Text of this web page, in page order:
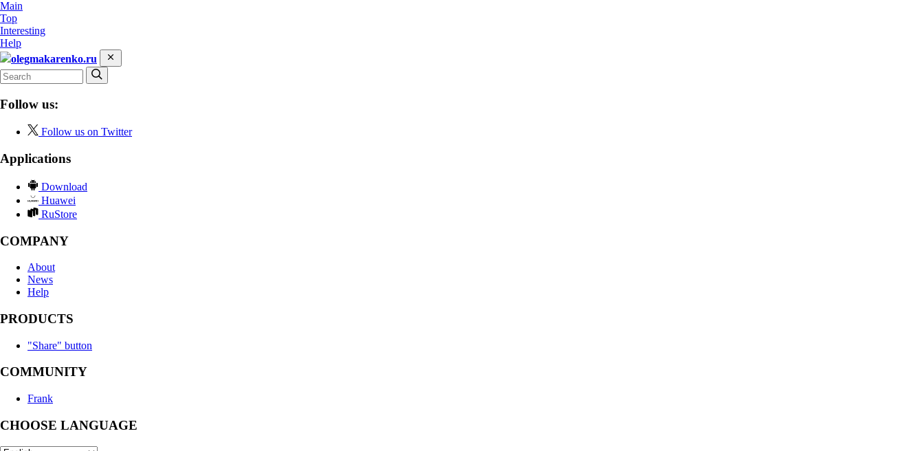
Main
Top
Interesting
Help
olegmakarenko.ru
Follow us:
Follow us on Twitter
Applications
Download
Huawei
RuStore
COMPANY
About
News
Help
PRODUCTS
"Share" button
COMMUNITY
Frank
CHOOSE LANGUAGE